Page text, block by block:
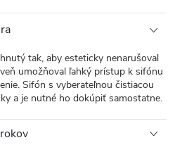
tak, aby esteticky nenarušoval
umožňoval ľahký prístup k sifónu
Sifón s vyberateľnou čistiacou
a je nutné ho dokúpiť samostatne.